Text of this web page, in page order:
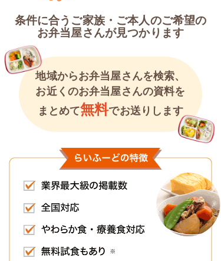
条件に合うご家族・ご本人のご希望の
お弁当屋さんが見つかります
地域からお弁当屋さんを検索、
お近くのお弁当屋さんの資料を
まとめて無料でお送りします